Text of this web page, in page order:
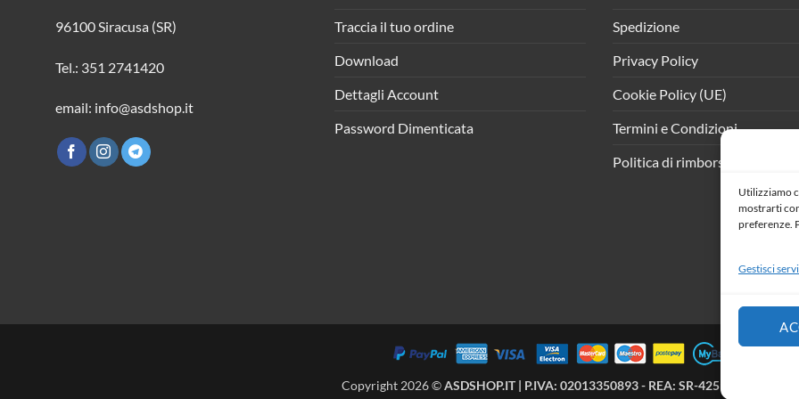
Utilizziamo
mostrarti
preferenze.
Gestisci
96100 Siracusa (SR)
Tel.: 351 2741420
email: info@asdshop.it
Traccia il tuo ordine
Download
Dettagli Account
Password Dimenticata
Spedizione
Privacy Policy
Cookie Policy (UE)
Termini e Condizioni
Politica di rimborso e resi
Copyright 2026 ©ASDSHOP.IT | P.IVA: 02013350893 - REA: SR-425902 | All Rights